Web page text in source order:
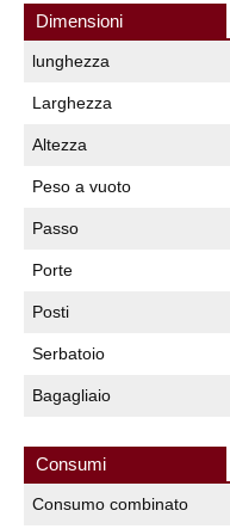
Dimensioni
lunghezza
Larghezza
Altezza
Peso a vuoto
Passo
Porte
Posti
Serbatoio
Bagagliaio
Consumi
Consumo combinato